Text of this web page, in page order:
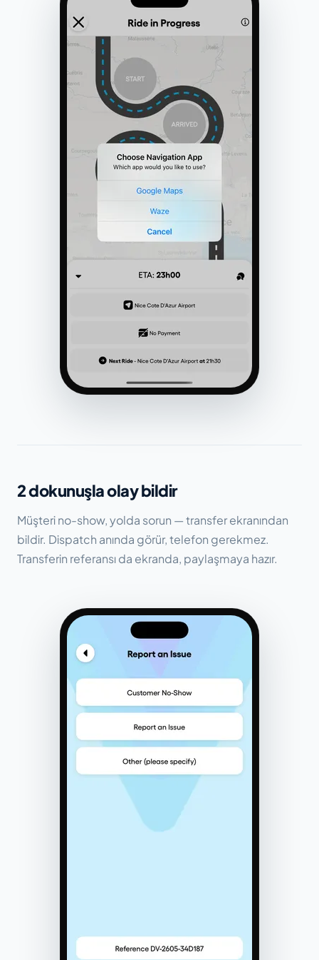
2 dokunuşla olay bildir
Müşteri no-show, yolda sorun — transfer ekranından
bildir. Dispatch anında görür, telefon gerekmez.
Transferin referansı da ekranda, paylaşmaya hazır.